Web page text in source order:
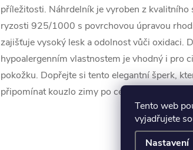
Tento web
vyjadřujete
Nastavení
příležitosti. Náhrdelník je vyroben z kvalitního
ryzosti 925/1000 s povrchovou úpravou
zajišťuje vysoký lesk a odolnost vůči oxidaci.
hypoalergenním vlastnostem je vhodný i pro
pokožku. Dopřejte si tento elegantní šperk,
připomínat kouzlo zimy po celý rok.